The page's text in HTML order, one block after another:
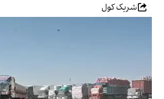
شریک کول